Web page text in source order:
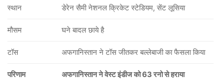
स्थान डेरेन सैमी नेशनल क्रिकेट स्टेडियम, सेंट लूसिया
मौसम घने बादल छाये है
टॉस अफगानिस्तान ने टॉस जीतकर बल्लेबाजी का फैसला किया
परिणाम अफगानिस्तान ने वेस्ट इंडीज को 63 रनो से हराया